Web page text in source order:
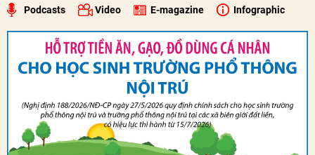
Podcasts Video E-magazine Infographic